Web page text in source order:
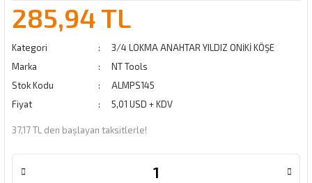
285,94 TL
Kategori
3/4 LOKMA ANAHTAR YILDIZ ONİKİ KÖŞE
Marka
NT Tools
Stok Kodu
ALMPS145
Fiyat
5,01 USD + KDV
37,17 TL den başlayan taksitlerle!